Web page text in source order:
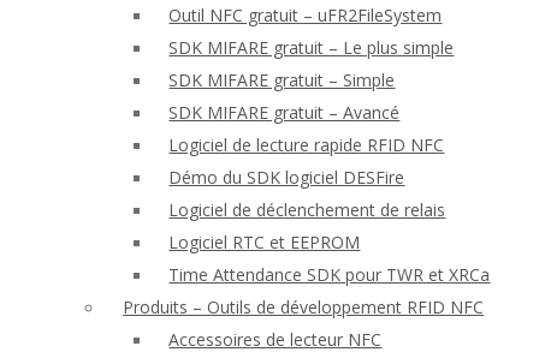
Outil NFC gratuit – uFR2FileSystem
SDK MIFARE gratuit – Le plus simple
SDK MIFARE gratuit – Simple
SDK MIFARE gratuit – Avancé
Logiciel de lecture rapide RFID NFC
Démo du SDK logiciel DESFire
Logiciel de déclenchement de relais
Logiciel RTC et EEPROM
Time Attendance SDK pour TWR et XRCa
Produits – Outils de développement RFID NFC
Accessoires de lecteur NFC